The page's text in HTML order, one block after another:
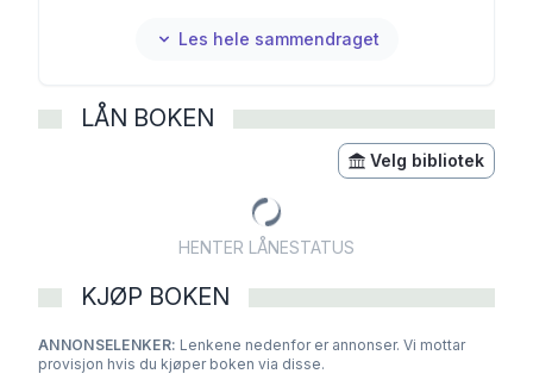
tilhører den økonomiske eliten i Nigeria, men
egentlig kjenner seg selv. Og Kadiatou,
Chiamakas hushjelp, er stolt over å kunne
oppdra datteren sin i USA, men blir stilt overfor
en ubegripelig prøvelse som truer alt hun har
jobbet for å oppnå. Drømmeregnskap er en
skarp refleksjon over valgene vi tar, og valgene
som tas for oss, om mødre og døtre og om hvor
Les hele sammendraget
LÅN BOKEN
Velg bibliotek
HENTER LÅNESTATUS
KJØP BOKEN
ANNONSELENKER: Lenkene nedenfor er annonser. Vi mottar
provisjon hvis du kjøper boken via disse.